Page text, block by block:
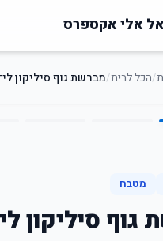
אלי אקספרס
/הכל לבית/מברשת גוף סיליקון
1
/
5
מטבח
סיליקון